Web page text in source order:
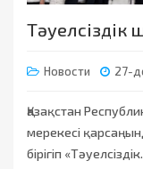
Тәуелсіздік
Новости 27-
Қазақстан
мерекесі
бірігіп